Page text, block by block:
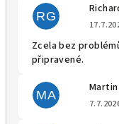
RG
Zcela bez
připravené.
MA